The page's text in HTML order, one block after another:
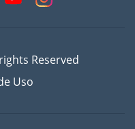
Reserved
Uso